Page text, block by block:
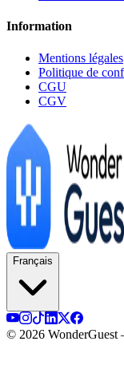
Information
Mentions légales
Politique de
CGU
CGV
Français
© 2026 WonderGuest